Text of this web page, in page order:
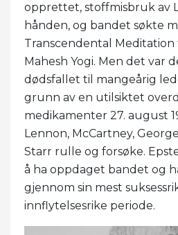
opprettet, stoffmisbruk av
hånden, og bandet søkte
Transcendental Meditation
Mahesh Yogi. Men det var
dødsfallet til mangeårig
grunn av en utilsiktet
medikamenter 27. august
Lennon, McCartney,
Starr rulle og forsøke.
å ha oppdaget bandet og
gjennom sin mest
innflytelsesrike periode.